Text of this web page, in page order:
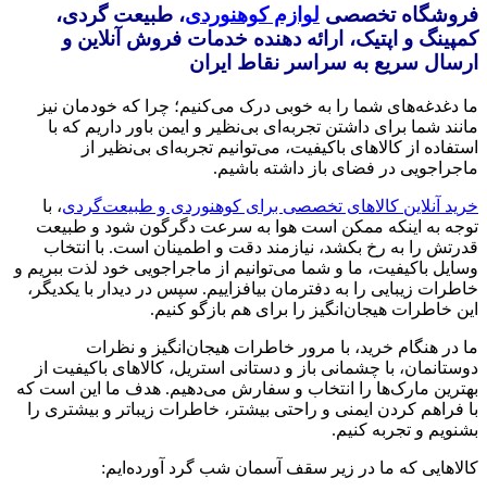
فروشگاه تخصصی لوازم کوهنوردی، طبیعت گردی،
کمپینگ و اپتیک، ارائه دهنده خدمات فروش آنلاین و
ارسال سریع به سراسر نقاط ایران
ما دغدغه‌های شما را به خوبی درک می‌کنیم؛ چرا که خودمان نیز
مانند شما برای داشتن تجربه‌ای بی‌نظیر و ایمن باور داریم که با
استفاده از کالاهای باکیفیت، می‌توانیم تجربه‌ای بی‌نظیر از
ماجراجویی در فضای باز داشته باشیم.
خرید آنلاین کالاهای تخصصی برای کوهنوردی و طبیعت‌گردی، با
توجه به اینکه ممکن است هوا به سرعت دگرگون شود و طبیعت
قدرتش را به رخ بکشد، نیازمند دقت و اطمینان است. با انتخاب
وسایل باکیفیت، ما و شما می‌توانیم از ماجراجویی خود لذت ببریم و
خاطرات زیبایی را به دفترمان بیافزاییم. سپس در دیدار با یکدیگر،
این خاطرات هیجان‌انگیز را برای هم بازگو کنیم.
ما در هنگام خرید، با مرور خاطرات هیجان‌انگیز و نظرات
دوستانمان، با چشمانی باز و دستانی استریل، کالاهای باکیفیت از
بهترین مارک‌ها را انتخاب و سفارش می‌دهیم. هدف ما این است که
با فراهم کردن ایمنی و راحتی بیشتر، خاطرات زیباتر و بیشتری را
بشنویم و تجربه کنیم.
کالاهایی که ما در زیر سقف آسمان شب گرد آورده‌ایم: